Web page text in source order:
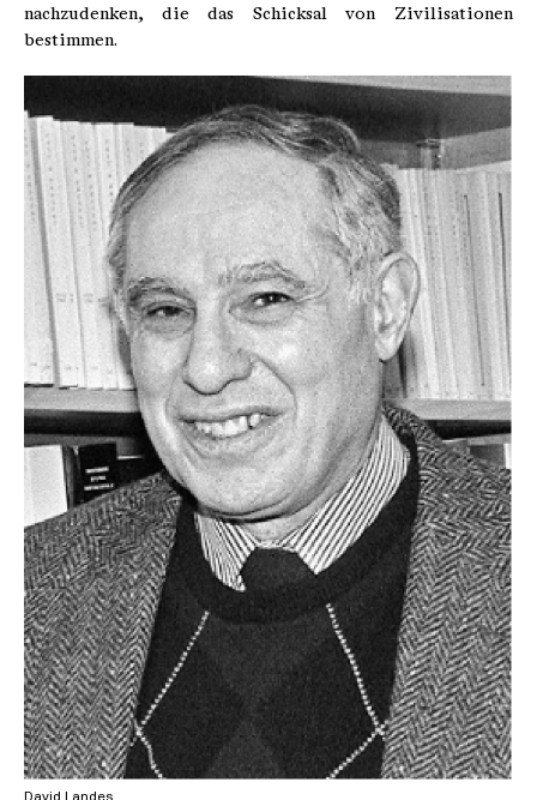
nachzudenken, die das Schicksal von Zivilisationen
bestimmen.